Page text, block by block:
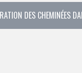
DES CHEMINÉES